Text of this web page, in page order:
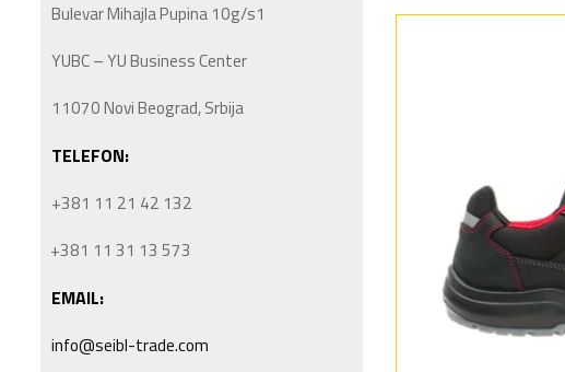
Bulevar Mihajla Pupina 10g/s1
YUBC – YU Business Center
11070 Novi Beograd, Srbija
TELEFON:
+381 11 21 42 132
+381 11 31 13 573
EMAIL:
info@seibl-trade.com